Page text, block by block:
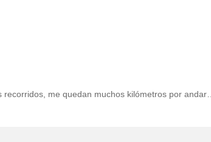
recorridos, me quedan muchos kilómetros por andar…